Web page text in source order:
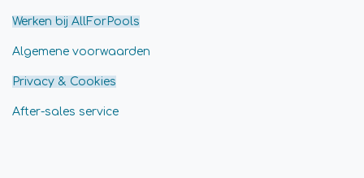
Werken bij AllForPools
Algemene voorwaarden
Privacy & Cookies
After-sales service